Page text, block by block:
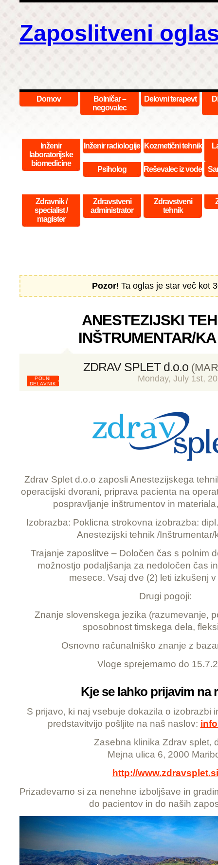
Zaposlitveni
Domov
Bolničar –
negovalec
Delovni terapevt
Inženir
laboratorijske
biomedicine
Inženir radiologije Kozmetični tehnik
Psiholog Reševalec iz vode
Zdravnik /
specialist /
magister
Zdravstveni
administrator
Zdravstveni
tehnik
Pozor! Ta oglas je star več kot
ANESTEZIJSKI
INŠTRUMENTAR/
ZDRAV SPLET d.o.o
POLNI
DELAVNIK
Monday, July 1st,
Zdrav Splet d.o.o zaposli Anestezijskega
operacijski dvorani, priprava pacienta na
pospravljanje inštrumentov in
Izobrazba: Poklicna strokovna izobrazba:
Anestezijski tehnik /Inštrumentar/
Trajanje zaposlitve – Določen čas s polnim
možnostjo podaljšanja za nedoločen čas
mesece. Vsaj dve (2) leti izkušenj
Drugi pogoji:
Znanje slovenskega jezika (razumevanje,
sposobnost timskega dela,
Osnovno računalniško znanje z
Vloge sprejemamo do
Kje se lahko prijavim na
S prijavo, ki naj vsebuje dokazila o izobrazbi
predstavitvijo pošljite na naš naslov:
Zasebna klinika Zdrav splet,
Mejna ulica 6, 2000
http://www.zdravsplet.si
Prizadevamo si za nenehne izboljšave in
do pacientov in do naših